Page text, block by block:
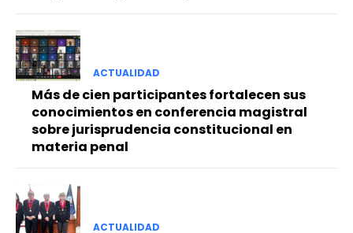
ACTUALIDAD
Más de cien participantes fortalecen sus
conocimientos en conferencia magistral
sobre jurisprudencia constitucional en
materia penal
ACTUALIDAD